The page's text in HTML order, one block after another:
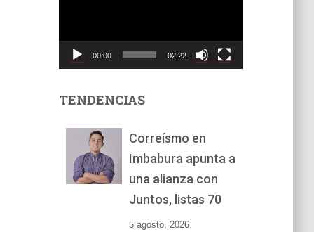
t
00:00 02:22
TENDENCIAS
Correísmo en
Imbabura apunta a
una alianza con
Juntos, listas 70
5 agosto, 2026